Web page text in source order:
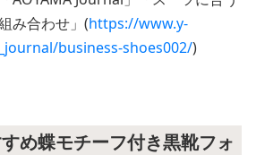
み合わせ」(https://www.y-
business-shoes002/)
め蝶モチーフ付き黒靴フォ